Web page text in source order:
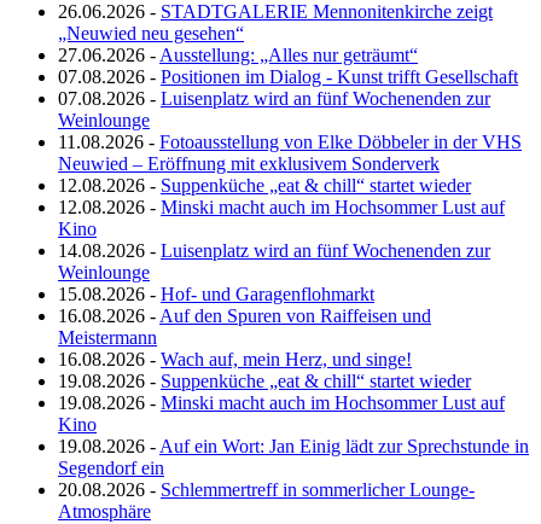
26.06.2026 - STADTGALERIE Mennonitenkirche zeigt
„Neuwied neu gesehen“
27.06.2026 - Ausstellung: „Alles nur geträumt“
07.08.2026 - Positionen im Dialog - Kunst trifft Gesellschaft
07.08.2026 - Luisenplatz wird an fünf Wochenenden zur
Weinlounge
11.08.2026 - Fotoausstellung von Elke Döbbeler in der VHS
Neuwied – Eröffnung mit exklusivem Sonderverk
12.08.2026 - Suppenküche „eat & chill“ startet wieder
12.08.2026 - Minski macht auch im Hochsommer Lust auf
Kino
14.08.2026 - Luisenplatz wird an fünf Wochenenden zur
Weinlounge
15.08.2026 - Hof- und Garagenflohmarkt
16.08.2026 - Auf den Spuren von Raiffeisen und
Meistermann
16.08.2026 - Wach auf, mein Herz, und singe!
19.08.2026 - Suppenküche „eat & chill“ startet wieder
19.08.2026 - Minski macht auch im Hochsommer Lust auf
Kino
19.08.2026 - Auf ein Wort: Jan Einig lädt zur Sprechstunde in
Segendorf ein
20.08.2026 - Schlemmertreff in sommerlicher Lounge-
Atmosphäre